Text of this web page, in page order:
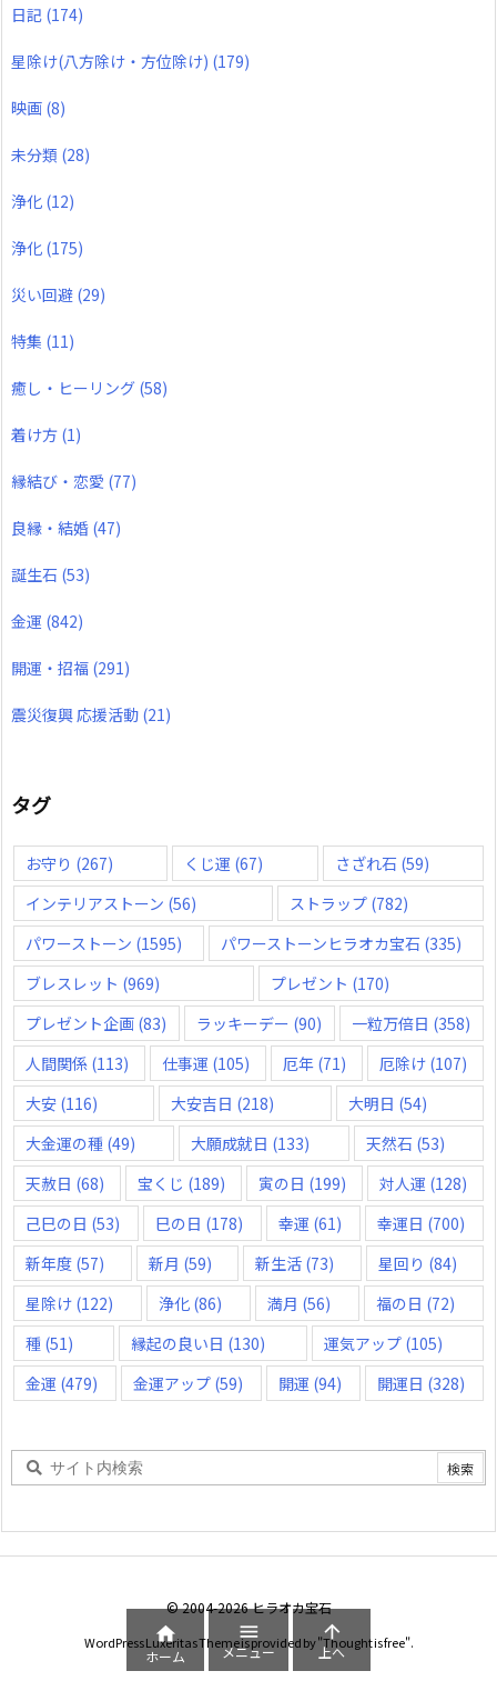
日記 (174)
星除け(八方除け・方位除け) (179)
映画 (8)
未分類 (28)
浄化 (12)
浄化 (175)
災い回避 (29)
特集 (11)
癒し・ヒーリング (58)
着け方 (1)
縁結び・恋愛 (77)
良縁・結婚 (47)
誕生石 (53)
金運 (842)
開運・招福 (291)
震災復興 応援活動 (21)
タグ
お守り (267) くじ運 (67) さざれ石 (59)
インテリアストーン (56) ストラップ(782)
パワーストーン (1595) パワーストーンヒラオカ宝石 (335)
ブレスレット (969) プレゼント (170)
プレゼント企画 (83) ラッキーデー (90) 一粒万倍日 (358)
人間関係 (113) 仕事運 (105) 厄年 (71) 厄除け (107)
大安 (116) 大安吉日 (218) 大明日 (54)
大金運の種 (49) 大願成就日 (133) 天然石 (53)
天赦日 (68) 宝くじ (189) 寅の日 (199) 対人運 (128)
己巳の日 (53) 巳の日 (178) 幸運 (61) 幸運日 (700)
新年度 (57) 新月 (59) 新生活 (73) 星回り (84)
星除け (122) 浄化 (86) 満月 (56) 福の日 (72)
種 (51) 縁起の良い日 (130) 運気アップ(105)
金運 (479) 金運アップ (59) 開運 (94) 開運日 (328)
©2004-2026ヒラオカ宝石
WordPress Luxeritas Theme is provided by "Thought is free".

ホーム

メニュー

上へ